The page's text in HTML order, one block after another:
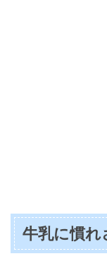
牛乳に慣れ